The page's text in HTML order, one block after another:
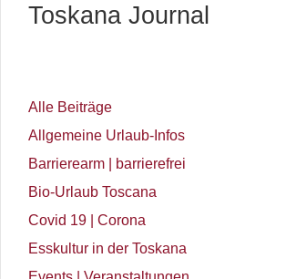
Toskana Journal
Alle Beiträge
Allgemeine Urlaub-Infos
Barrierearm | barrierefrei
Bio-Urlaub Toscana
Covid 19 | Corona
Esskultur in der Toskana